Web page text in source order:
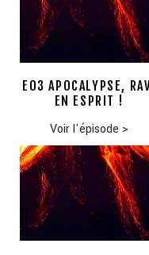
E03 APOCALYPSE,
EN ESPRIT !
Voir l'épisode >